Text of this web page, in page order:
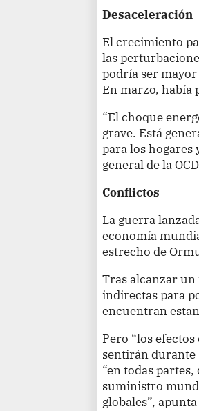
Desaceleración
El crecimiento
las
podría ser mayor
En marzo, había
“El choque
grave. Está
para los hogares
general de la
Conflictos
La guerra
economía
estrecho de
Tras alcanzar un
indirectas para
encuentran
Pero “los
sentirán durante
“en todas
suministro
globales”,